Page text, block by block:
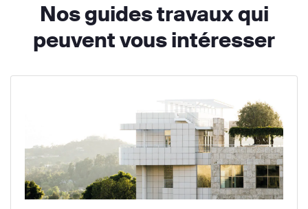
Nos guides travaux qui
peuvent vous intéresser